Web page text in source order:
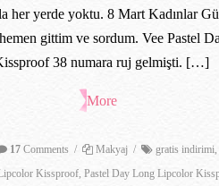
her yerde yoktu. 8 Mart Kadınlar
gittim ve sordum. Vee Pastel
38 numara ruj gelmişti. […]
More
17 Comments / Makyaj / gratis indirimi
Kissproof, Pastel Day Long Lipcolor